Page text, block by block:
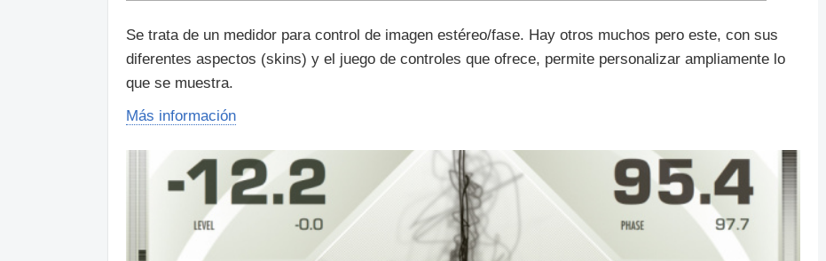
Se trata de un medidor para control de imagen estéreo/fase. Hay otros muchos pero este, con sus
diferentes aspectos (skins) y el juego de controles que ofrece, permite personalizar ampliamente lo
que se muestra.
Más información